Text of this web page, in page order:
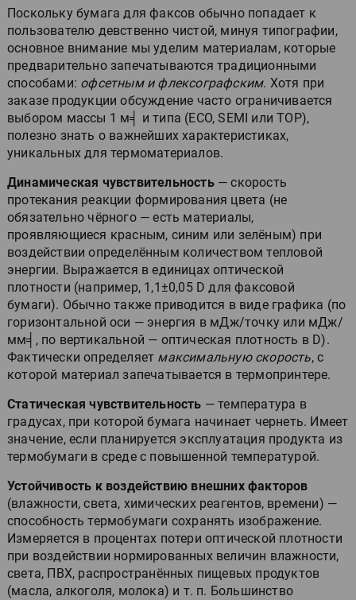
Поскольку бумага для факсов обычно попадает к
пользователю девственно чистой, минуя типографии,
основное внимание мы уделим материалам, которые
предварительно запечатываются традиционными
способами: офсетным и флексографским. Хотя при
заказе продукции обсуждение часто ограничивается
выбором массы 1 м╡ и типа (ECO, SEMI или TOP),
полезно знать о важнейших характеристиках,
уникальных для термоматериалов.
Динамическая чувствительность— скорость
протекания реакции формирования цвета (не
обязательно чёрного — есть материалы,
проявляющиеся красным, синим или зелёным) при
воздействии определённым количеством тепловой
энергии. Выражается в единицах оптической
плотности (например, 1,1±0,05 D для факсовой
бумаги). Обычно также приводится в виде графика (по
горизонтальной оси — энергия в мДж/точку или мДж/
мм╡, по вертикальной — оптическая плотность в D).
Фактически определяет максимальную скорость, с
которой материал запечатывается в термопринтере.
Статическая чувствительность — температура в
градусах, при которой бумага начинает чернеть. Имеет
значение, если планируется эксплуатация продукта из
термобумаги в среде с повышенной температурой.
Устойчивость к воздействию внешних факторов
(влажности, света, химических реагентов, времени) —
способность термобумаги сохранять изображение.
Измеряется в процентах потери оптической плотности
при воздействии нормированных величин влажности,
света, ПВХ, распространённых пищевых продуктов
(масла, алкоголя, молока) и т. п. Большинство